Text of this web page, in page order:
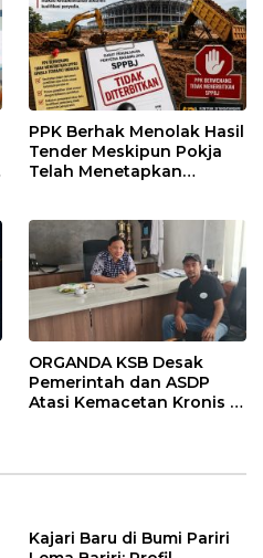
PPK Berhak Menolak Hasil
Tender Meskipun Pokja
Telah Menetapkan
ORGANDA KSB Desak
Pemerintah dan ASDP
Atasi Kemacetan Kronis di
Kajari Baru di Bumi Pariri